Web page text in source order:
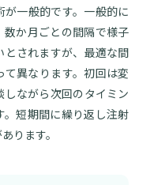
一般的です。一般的に
数か月ごとの間隔で様子
されますが、最適な間
異なります。初回は変
ながら次回のタイミン
短期間に繰り返し注射
ります。